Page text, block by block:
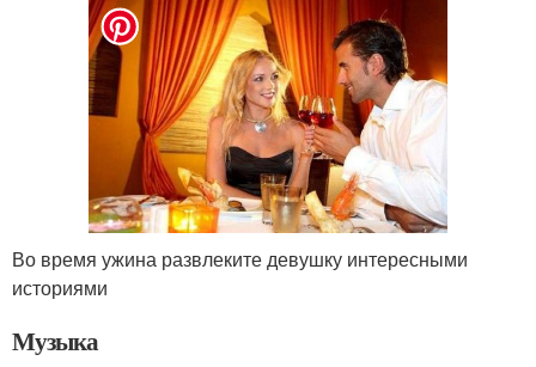
Во время ужина развлеките девушку интересными
историями
Музыка